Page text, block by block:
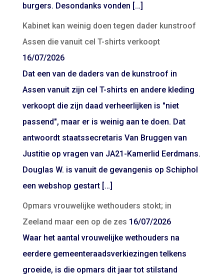
burgers. Desondanks vonden […]
Kabinet kan weinig doen tegen dader kunstroof
Assen die vanuit cel T-shirts verkoopt
16/07/2026
Dat een van de daders van de kunstroof in
Assen vanuit zijn cel T-shirts en andere kleding
verkoopt die zijn daad verheerlijken is "niet
passend", maar er is weinig aan te doen. Dat
antwoordt staatssecretaris Van Bruggen van
Justitie op vragen van JA21-Kamerlid Eerdmans.
Douglas W. is vanuit de gevangenis op Schiphol
een webshop gestart […]
Opmars vrouwelijke wethouders stokt; in
Zeeland maar een op de zes 16/07/2026
Waar het aantal vrouwelijke wethouders na
eerdere gemeenteraadsverkiezingen telkens
groeide, is die opmars dit jaar tot stilstand